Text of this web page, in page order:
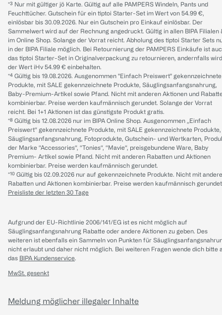
*³ Nur mit gültiger jö Karte. Gültig auf alle PAMPERS Windeln, Pants und
Feuchttücher. Gutschein für ein tiptoi Starter-Set im Wert von 54.99 €,
einlösbar bis 30.09.2026. Nur ein Gutschein pro Einkauf einlösbar. Der
Sammelwert wird auf der Rechnung angedruckt. Gültig in allen BIPA Filialen
im Online Shop. Solange der Vorrat reicht. Abholung des tiptoi Starter Sets
in der BIPA Filiale möglich. Bei Retournierung der PAMPERS Einkäufe ist
das tiptoi Starter-Set in Originalverpackung zu retournieren, andernfalls wird
der Wert iHv 54.99 € einbehalten.
*⁴ Gültig bis 19.08.2026. Ausgenommen "Einfach Preiswert" gekennzeichnete
Produkte, mit SALE gekennzeichnete Produkte, Säuglingsanfangsnahrung,
Baby-Premium-Artikel sowie Pfand. Nicht mit anderen Aktionen und
kombinierbar. Preise werden kaufmännisch gerundet. Solange der Vorrat
reicht. Bei 1+1 Aktionen ist das günstigste Produkt gratis.
*⁸ Gültig bis 12.08.2026 nur im BIPA Online Shop. Ausgenommen „Einfach
Preiswert“ gekennzeichnete Produkte, mit SALE gekennzeichnete Produkte,
Säuglingsanfangsnahrung, Fotoprodukte, Gutschein- und Wertkarten,
der Marke “Accessories“, “Tonies“, “Mavie“, preisgebundene Ware, Baby
Premium- Artikel sowie Pfand. Nicht mit anderen Rabatten und Aktionen
kombinierbar. Preise werden kaufmännisch gerundet.
*¹⁰ Gültig bis 02.09.2026 nur auf gekennzeichnete Produkte. Nicht mit
Rabatten und Aktionen kombinierbar. Preise werden kaufmännisch
Preisliste der letzten 30 Tage
Aufgrund der EU-Richtlinie 2006/141/EG ist es nicht möglich auf
Säuglingsanfangsnahrung Rabatte oder andere Aktionen zu geben. Des
weiteren ist ebenfalls ein Sammeln von Punkten für
nicht erlaubt und daher nicht möglich. Bei weiteren Fragen wende dich bitte
das BIPA Kundenservice.
MwSt. gesenkt
Meldung möglicher illegaler Inhalte